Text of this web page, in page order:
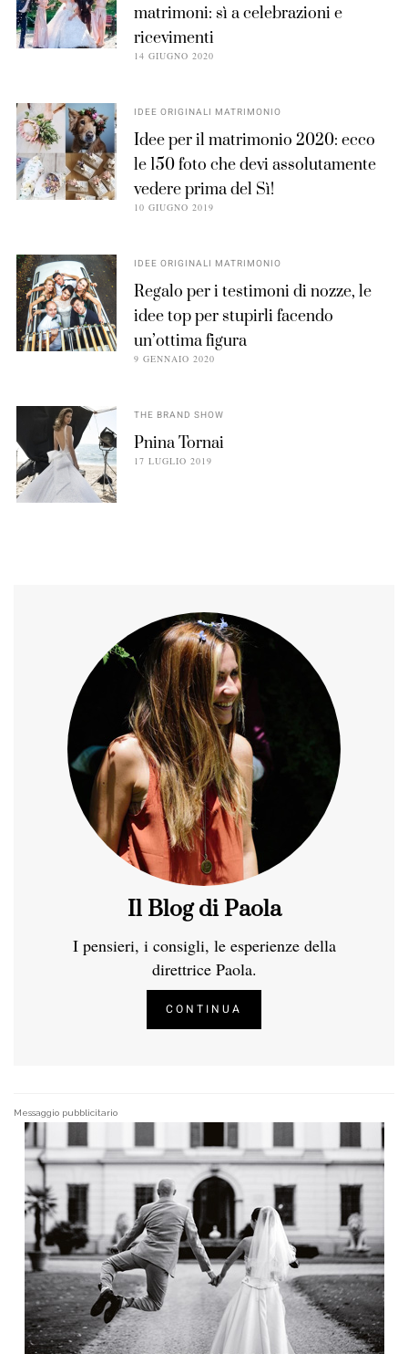
matrimoni: sì a celebrazioni e
ricevimenti
14 GIUGNO 2020
IDEE ORIGINALI MATRIMONIO
Idee per il matrimonio 2020: ecco
le 150 foto che devi assolutamente
vedere prima del Sì!
10 GIUGNO 2019
IDEE ORIGINALI MATRIMONIO
Regalo per i testimoni di nozze, le
idee top per stupirli facendo
un’ottima figura
9 GENNAIO 2020
THE BRAND SHOW
Pnina Tornai
17 LUGLIO 2019
Il Blog di Paola
I pensieri, i consigli, le esperienze della
direttrice Paola.
CONTINUA
Messaggio pubblicitario